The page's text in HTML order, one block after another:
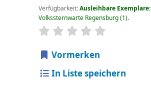
Verfügbarkeit:Ausleihbare Exemplare:
Volkssternwarte Regensburg(1).
Sternchenbewertung
Vormerken
In Liste speichern